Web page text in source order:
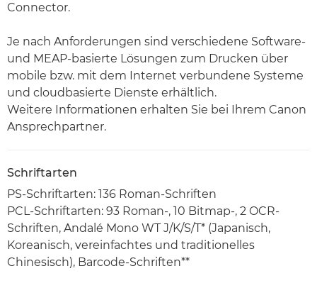
Connector.
Je nach Anforderungen sind verschiedene Software-
und MEAP-basierte Lösungen zum Drucken über
mobile bzw. mit dem Internet verbundene Systeme
und cloudbasierte Dienste erhältlich.
Weitere Informationen erhalten Sie bei Ihrem Canon
Ansprechpartner.
Schriftarten
PS-Schriftarten: 136 Roman-Schriften
PCL-Schriftarten: 93 Roman-, 10 Bitmap-, 2 OCR-
Schriften, Andalé Mono WT J/K/S/T* (Japanisch,
Koreanisch, vereinfachtes und traditionelles
Chinesisch), Barcode-Schriften**